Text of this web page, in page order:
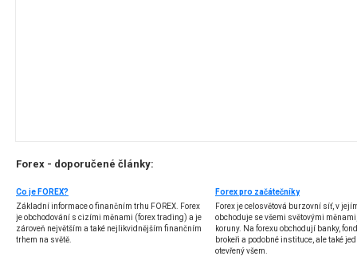
Forex - doporučené články:
Co je FOREX?
Základní informace o finančním trhu FOREX. Forex
je obchodování s cizími měnami (forex trading) a je
zároveň největším a také nejlikvidnějším finančním
trhem na světě.
Forex pro začátečníky
Forex je celosvětová burzovní síť, v
obchoduje se všemi světovými
koruny. Na forexu obchodují banky,
brokeři a podobné instituce, ale také
otevřený všem.